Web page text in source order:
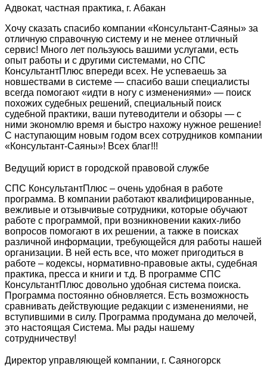
Адвокат, частная практика, г. Абакан
Хочу сказать спасибо компании «Консультант-Саяны» за
отличную справочную систему и не менее отличный
сервис! Много лет пользуюсь вашими услугами, есть
опыт работы и с другими системами, но СПС
КонсультантПлюс впереди всех. Не успеваешь за
новшествами в системе — спасибо ваши специалисты
всегда помогают «идти в ногу с изменениями» — поиск
похожих судебных решений, специальный поиск
судебной практики, ваши путеводители и обзоры — с
ними экономлю время и быстро нахожу нужное решение!
С наступающим новым годом всех сотрудников компании
«Консультант-Саяны»! Всех благ!!!
Ведущий юрист в городской правовой службе
СПС КонсультантПлюс – очень удобная в работе
программа. В компании работают квалифицированные,
вежливые и отзывчивые сотрудники, которые обучают
работе с программой, при возникновении каких-либо
вопросов помогают в их решении, а также в поисках
различной информации, требующейся для работы нашей
организации. В ней есть все, что может пригодиться в
работе – кодексы, нормативно-правовые акты, судебная
практика, пресса и книги и т.д. В программе СПС
КонсультантПлюс довольно удобная система поиска.
Программа постоянно обновляется. Есть возможность
сравнивать действующие редакции с изменениями, не
вступившими в силу. Программа продумана до мелочей,
это настоящая Система. Мы рады нашему
сотрудничеству!
Директор управляющей компании, г. Саяногорск